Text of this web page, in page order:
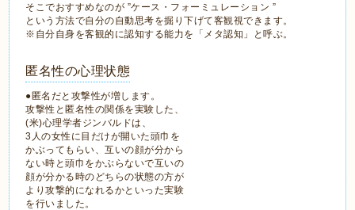
そこでおすすめなのが ”ケース・フォーミュレーション ”
という方法で自分の自動思考を掘り下げて客観視できます。
※自分自身を客観的に認知する能力を「メタ認知」と呼ぶ。
匿名性の心理状態
●匿名だと攻撃性が増します。
攻撃性と匿名性の関係を実験した、
(米)心理学者ジンバルドは、
3人の女性に目だけが開いた頭巾を
かぶってもらい、互いの顔が分から
ない時と頭巾をかぶらないで互いの
顔が分かる時のどちらの状態の方が
より攻撃的になれるかといった実験
を行いました。